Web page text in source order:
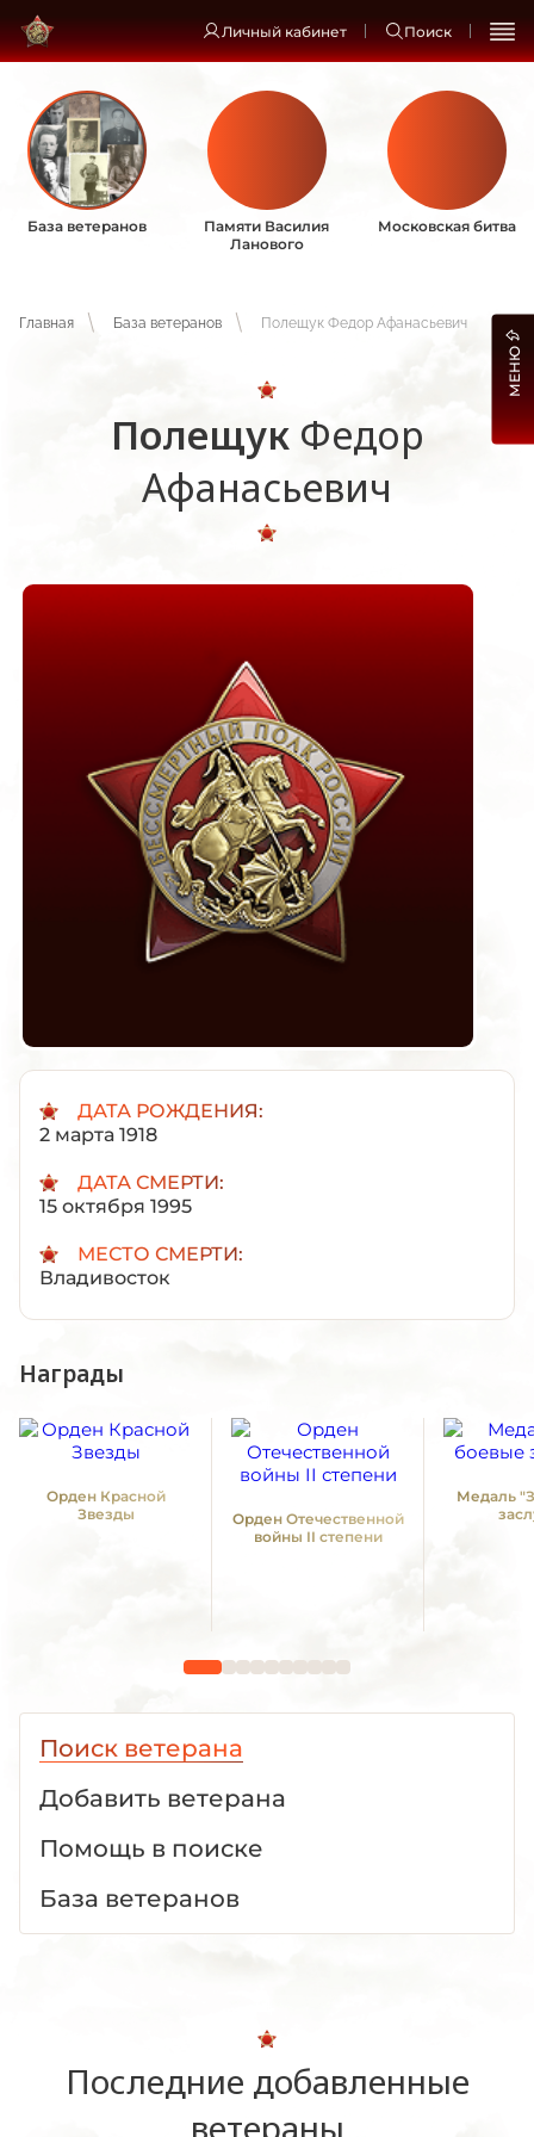
Личный кабинет Поиск
База ветеранов
Памяти Василия
Ланового
Московская битва
Главная База ветеранов Полещук Федор Афанасьевич
Полещук Федор
Афанасьевич
ДАТА РОЖДЕНИЯ:
2 марта 1918
ДАТА СМЕРТИ:
15 октября 1995
МЕСТО СМЕРТИ:
Владивосток
Награды
Орден Красной
Звезды
Орден Отечественной
войны II степени
Медаль
Поиск ветерана
Добавить ветерана
Помощь в поиске
База ветеранов
Последние добавленные
ветераны
МЕНЮ